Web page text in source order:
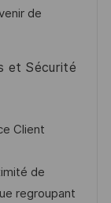
de
et Sécurité
Client
de
regroupant